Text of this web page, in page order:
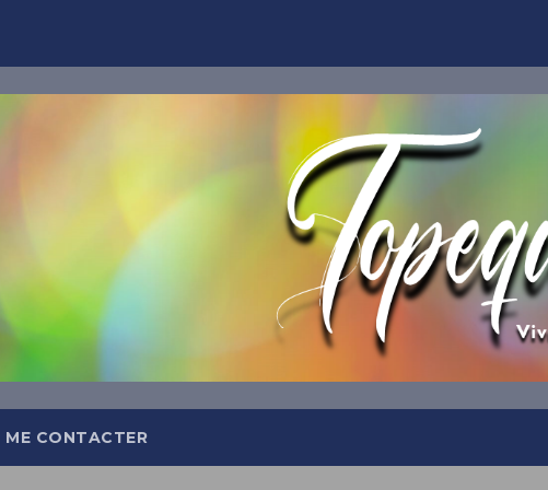
ME CONTACTER
TOPEQUILIBRE
Abonnez-
Et recevez tous les jours dans
meilleures